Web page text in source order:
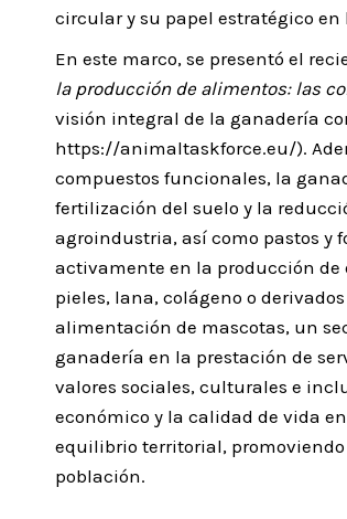
circular y su papel estratégico
En este marco, se presentó el
la producción de alimentos: las
visión integral de la ganadería
https://animaltaskforce.eu/).
compuestos funcionales, la
fertilización del suelo y la
agroindustria, así como pastos
activamente en la producción de
pieles, lana, colágeno o
alimentación de mascotas, un
ganadería en la prestación de
valores sociales, culturales e
económico y la calidad de vida
equilibrio territorial,
población.